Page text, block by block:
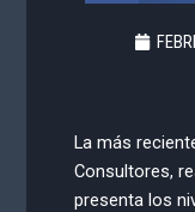
La más
Consultores,
presenta los